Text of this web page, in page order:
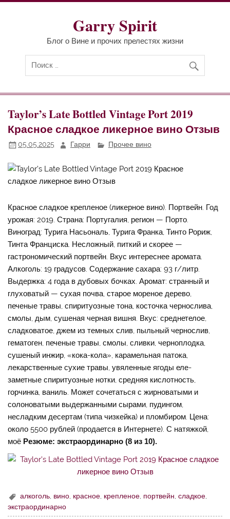
Перейти
Garry Spirit
Блог о Вине и прочих прелестях жизни
Taylor’s Late Bottled Vintage Port 2019
Красное сладкое ликерное вино Отзыв
05.05.2025 Гарри Прочее вино
Красное сладкое крепленое (ликерное вино). Портвейн. Год
урожая: 2019. Страна: Португалия, регион — Порто.
Виноград: Турига Насьональ, Турига Франка, Тинто Рориж,
Тинта Франциска. Несложный, питкий и скорее —
гастрономический портвейн. Вкус интереснее аромата.
Алкоголь: 19 градусов. Содержание сахара: 93 г/литр.
Выдержка: 4 года в дубовых бочках. Аромат: странный и
глуховатый — сухая почва, старое мореное дерево,
печеные травы, спиритуозные тона, косточка чернослива,
смолы, дым, сушеная черная вишня. Вкус: среднетелое,
сладковатое, джем из темных слив, пыльный чернослив,
гематоген, печеные травы, смолы, сливки, черноплодка,
сушеный инжир, «кока-кола», карамельная патока,
лекарственные сухие травы, увяленные ягоды еле-
заметные спиритуозные нотки, средняя кислотность,
горчинка, ваниль. Может сочетаться с жирноватыми и
солоноватыми выдержанными сырами, пудингом,
несладким десертам (типа чизкейка) и пломбиром. Цена:
около 5500 рублей (продается в Интернете). С натяжкой,
моё Резюме: экстраординарно (8 из 10).
алкоголь вино красное крепленое портвейн ,сладкое
экстраординарно